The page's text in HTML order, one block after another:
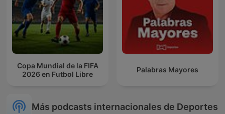
Copa Mundial de la FIFA
2026 en Futbol Libre
Palabras Mayores
Más podcasts internacionales de Deportes